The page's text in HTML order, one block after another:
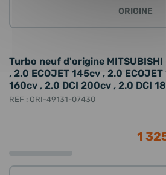
ORIGINE
Turbo neuf d'origine
, 2.0 ECOJET 145cv , 2.0
160cv , 2.0 DCI 200cv , 2.0 DCI
REF : ORI-49131-07430
1